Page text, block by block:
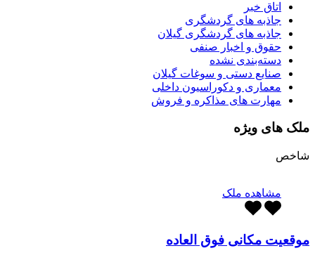
اتاق خبر
جاذبه های گردشگری
جاذبه های گردشگری گیلان
حقوق و اخبار صنفی
دسته‌بندی نشده
صنایع دستی و سوغات گیلان
معماری و دکوراسیون داخلی
مهارت های مذاکره و فروش
ملک های ویژه
شاخص
مشاهده ملک
موقعیت مکانی فوق العاده